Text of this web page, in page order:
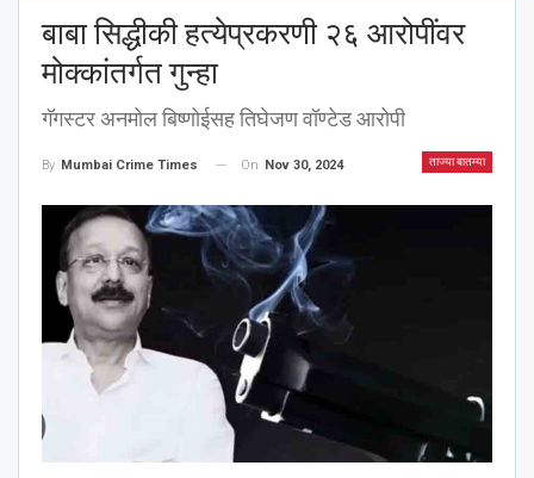
बाबा सिद्धीकी हत्येप्रकरणी २६ आरोपींवर
मोक्कांतर्गत गुन्हा
गॅगस्टर अनमोल बिष्णोईसह तिघेजण वॉण्टेड आरोपी
ताज्या बातम्या
By Mumbai Crime Times On Nov 30, 2024